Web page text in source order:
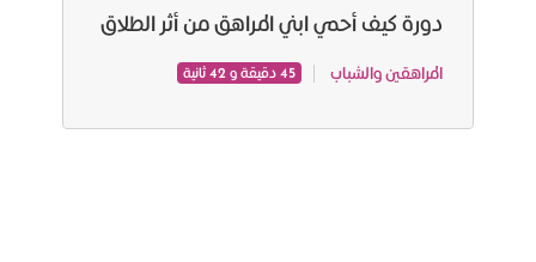
دورة كيف أحمي ابني المراهق من أثر الطلاق
المراهقين والشباب 45 دقيقة و 42 ثانية